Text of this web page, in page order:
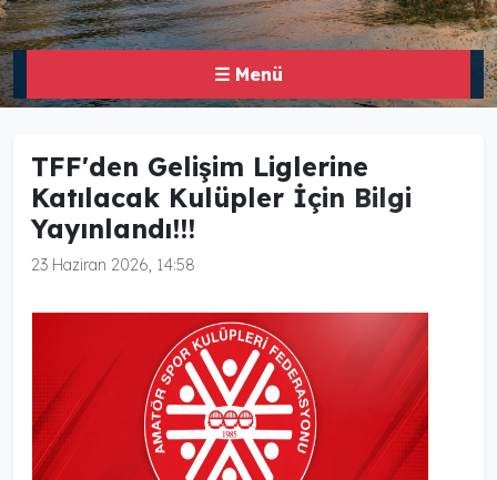
☰ Menü
TFF'den Gelişim Liglerine
Katılacak Kulüpler İçin Bilgi
Yayınlandı!!!
23 Haziran 2026, 14:58